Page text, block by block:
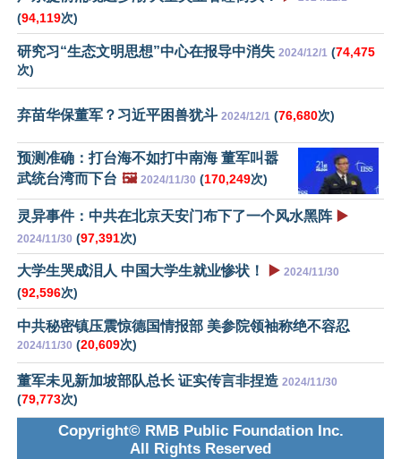
(94,119次)
研究习“生态文明思想”中心在报导中消失 2024/12/1 (74,475
次)
弃苗华保董军？习近平困兽犹斗 2024/12/1 (76,680次)
预测准确：打台海不如打中南海 董军叫嚣
武统台湾而下台 🖼️ 2024/11/30 (170,249次)
灵异事件：中共在北京天安门布下了一个风水黑阵 ▶️
2024/11/30 (97,391次)
大学生哭成泪人 中国大学生就业惨状！ ▶️ 2024/11/30
(92,596次)
中共秘密镇压震惊德国情报部 美参院领袖称绝不容忍
2024/11/30 (20,609次)
董军未见新加坡部队总长 证实传言非捏造 2024/11/30
(79,773次)
Copyright© RMB Public Foundation Inc.
All Rights Reserved